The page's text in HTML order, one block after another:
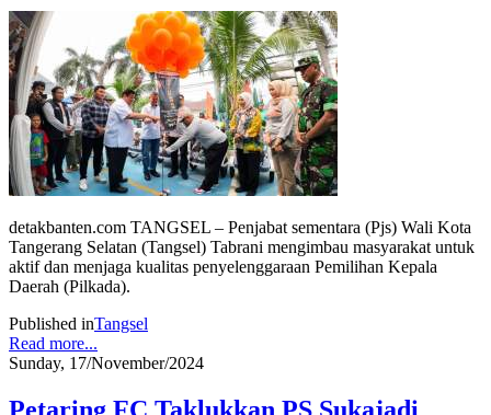
detakbanten.com TANGSEL – Penjabat sementara (Pjs) Wali Kota
Tangerang Selatan (Tangsel) Tabrani mengimbau masyarakat untuk
aktif dan menjaga kualitas penyelenggaraan Pemilihan Kepala
Daerah (Pilkada).
Published inTangsel
Read more...
Sunday, 17/November/2024